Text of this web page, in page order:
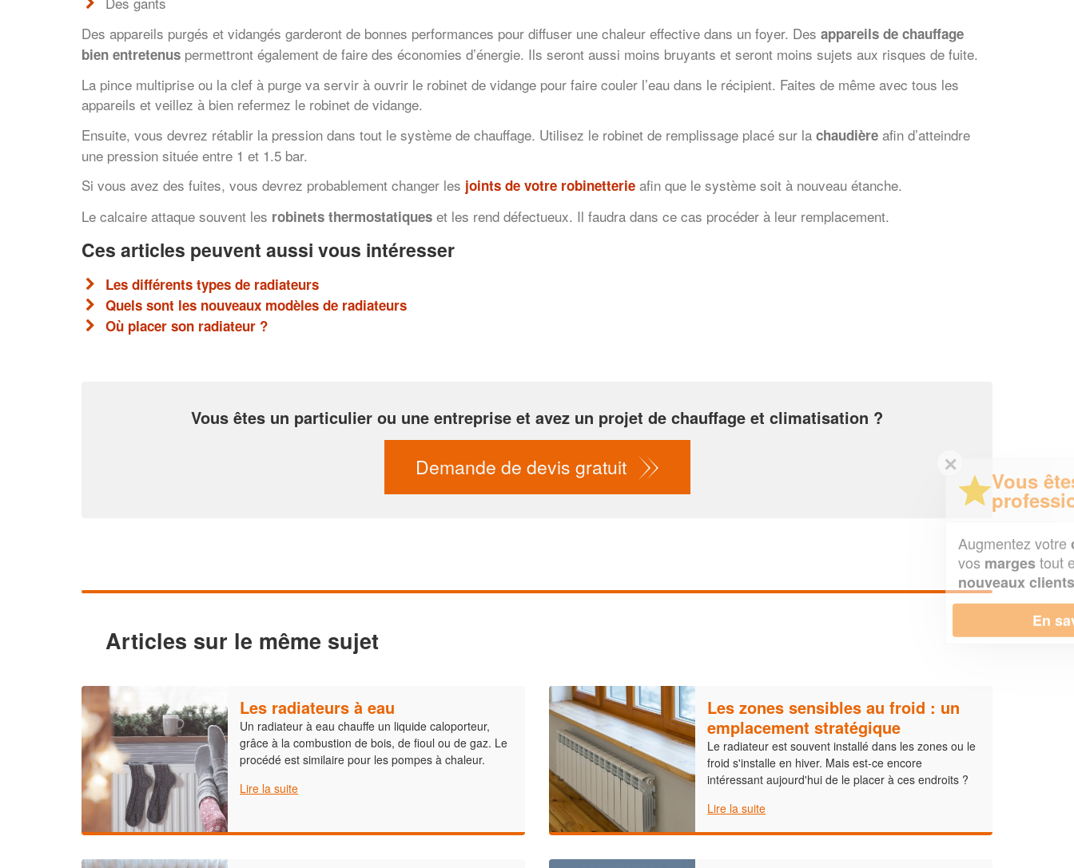
Des appareils purgés et vidangés garderont de bonnes performances pour diffuser une chaleur effective dans un foyer. Des appareils de chauffage
bien entretenus permettront également de faire des économies d’énergie. Ils seront aussi moins bruyants et seront moins sujets aux risques de fuite.
La pince multiprise ou la clef à purge va servir à ouvrir le robinet de vidange pour faire couler l’eau dans le récipient. Faites de même avec tous les
appareils et veillez à bien refermez le robinet de vidange.
Ensuite, vous devrez rétablir la pression dans tout le système de chauffage. Utilisez le robinet de remplissage placé sur la chaudière afin d’atteindre
une pression située entre 1 et 1.5 bar.
Si vous avez des fuites, vous devrez probablement changer les joints de votre robinetterie afin que le système soit à nouveau étanche.
Le calcaire attaque souvent les robinets thermostatiques et les rend défectueux. Il faudra dans ce cas procéder à leur remplacement.
Ces articles peuvent aussi vous intéresser
Les différents types de radiateurs
Quels sont les nouveaux modèles de radiateurs
Où placer son radiateur ?
Vous êtes un particulier ou une entreprise et avez un projet de chauffage et climatisation ?
Demande de devis gratuit
Articles sur le même sujet
Les radiateurs à eau
Un radiateur à eau chauffe un liquide caloporteur,
grâce à la combustion de bois, de fioul ou de gaz. Le
procédé est similaire pour les pompes à chaleur.
Lire la suite
Les zones sensibles au froid : un
emplacement stratégique
Le radiateur est souvent installé dans les zones ou le
froid s'installe en hiver. Mais est-ce encore
intéressant aujourd'hui de le placer à ces endroits ?
Lire la suite
Vous êtes un
professionnel ?
chiffre d'affaireset
tout en gagnant de